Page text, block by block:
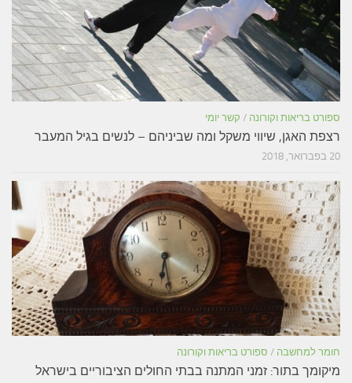
ספורט בריאות וקורונה / קשר יומי
רצפת האגן, שיווי משקל ומה שביניהם – לנשים בגיל המעבר
20 בפברואר, 2018
חומר למחשבה / ספורט בריאות וקורונה
מיקומך בתור: זמני המתנה בבתי החולים הציבוריים בישראל